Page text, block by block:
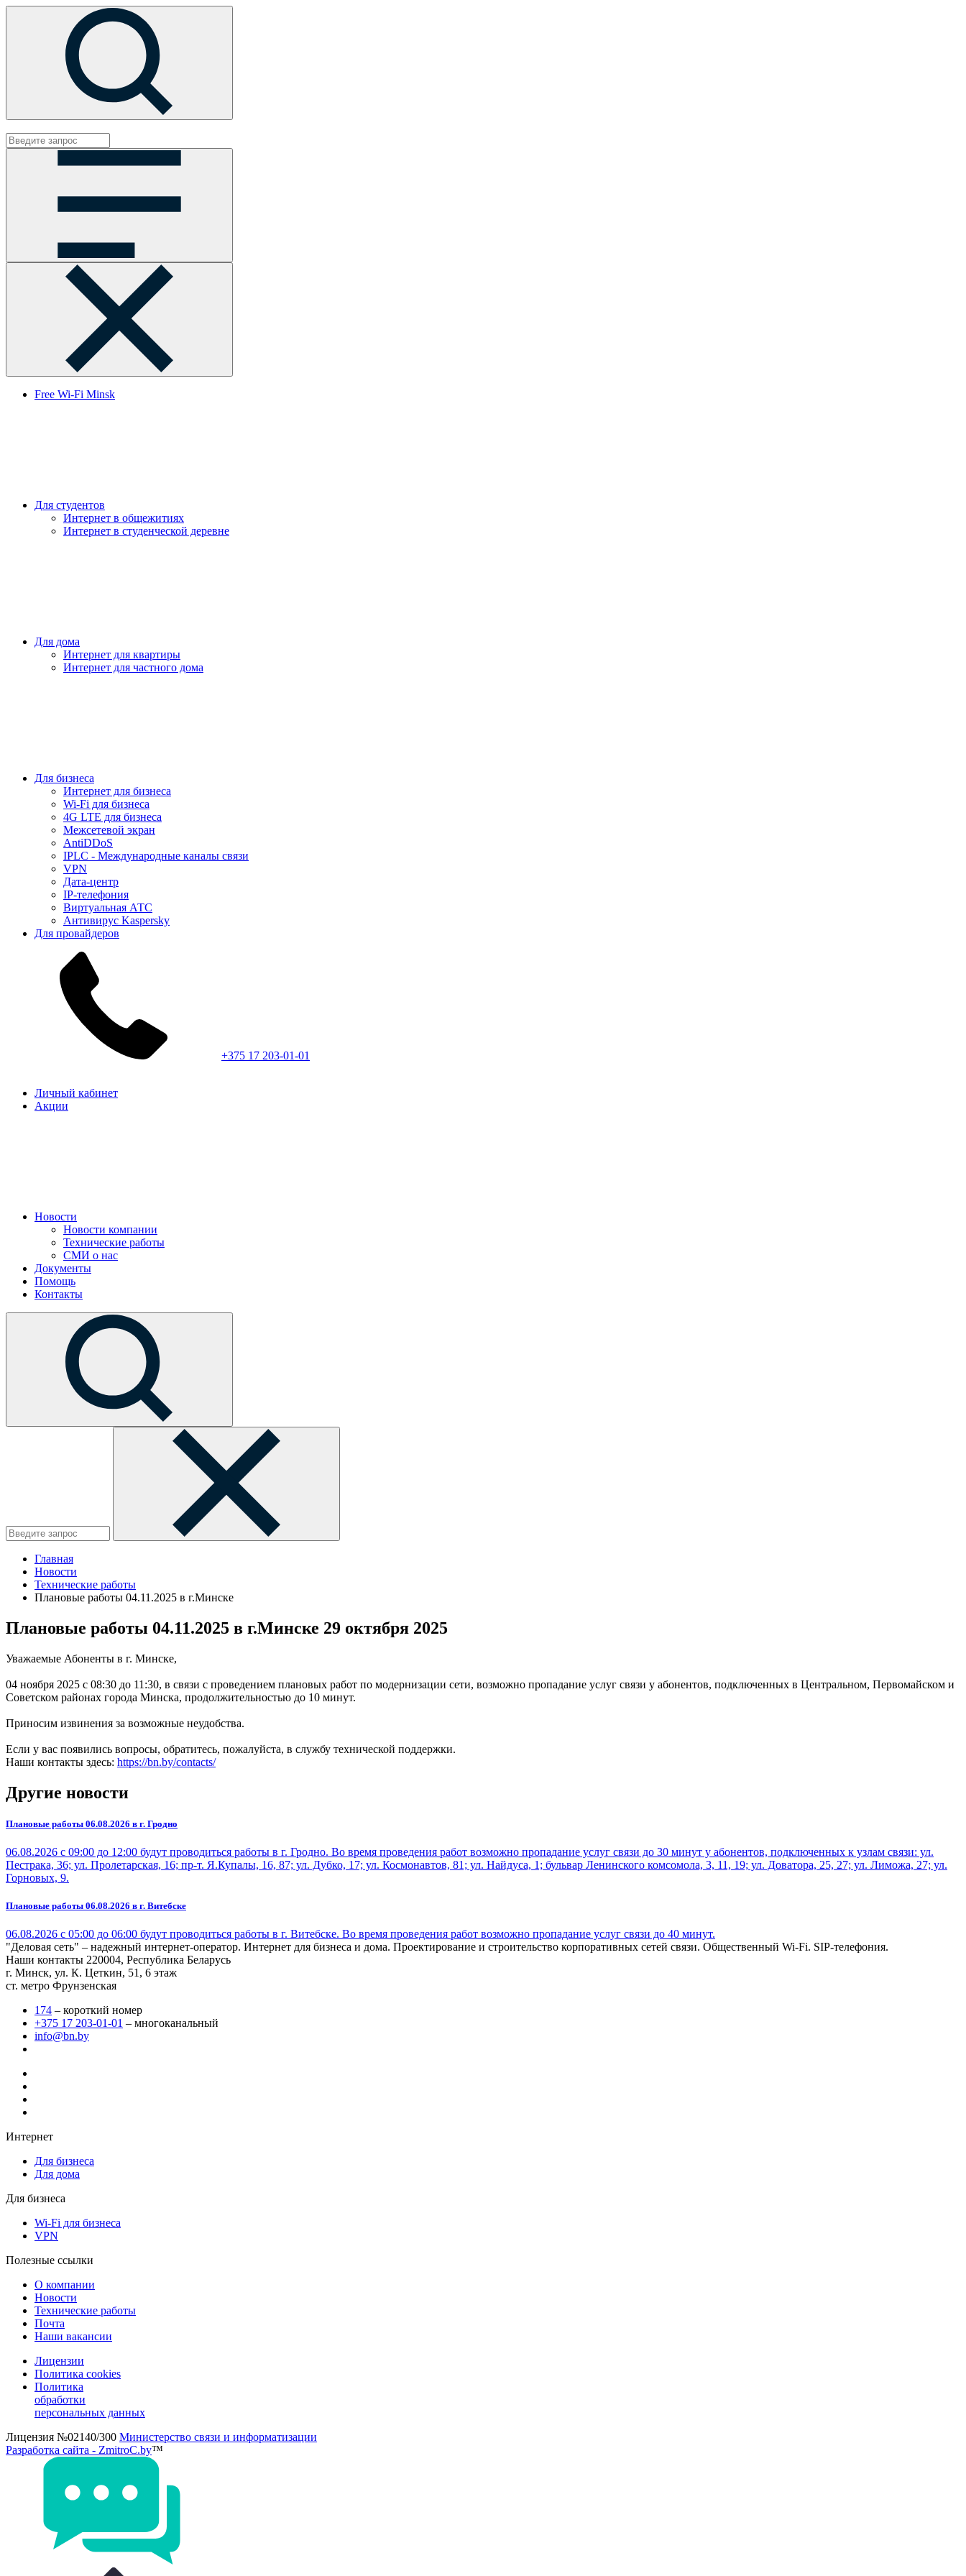
Free Wi-Fi Minsk
Для студентов
Интернет в общежитиях
Интернет в студенческой деревне
Для дома
Интернет для квартиры
Интернет для частного дома
Для бизнеса
Интернет для бизнеса
Wi-Fi для бизнеса
4G LTE для бизнеса
Межсетевой экран
AntiDDoS
IPLC - Международные каналы связи
VPN
Дата-центр
IP-телефония
Виртуальная АТС
Антивирус Kaspersky
Для провайдеров
+375 17 203-01-01
Личный кабинет
Акции
Новости
Новости компании
Технические работы
СМИ о нас
Документы
Помощь
Контакты
Главная
Новости
Технические работы
Плановые работы 04.11.2025 в г.Минске
Плановые работы 04.11.2025 в г.Минске 29 октября 2025
Уважаемые Абоненты в г. Минске,
04 ноября 2025 с 08:30 до 11:30, в связи с проведением плановых работ по модернизации сети, возможно пропадание услуг связи у абонентов, подключенных в Центральном, Первомайском и
Советском районах города Минска, продолжительностью до 10 минут.
Приносим извинения за возможные неудобства.
Если у вас появились вопросы, обратитесь, пожалуйста, в службу технической поддержки.
Наши контакты здесь: https://bn.by/contacts/
Другие новости
Плановые работы 06.08.2026 в г. Гродно
06.08.2026 с 09:00 до 12:00 будут проводиться работы в г. Гродно. Во время проведения работ возможно пропадание услуг связи до 30 минут у абонентов, подключенных к узлам связи: ул.
Пестрака, 36; ул. Пролетарская, 16; пр-т. Я.Купалы, 16, 87; ул. Дубко, 17; ул. Космонавтов, 81; ул. Найдуса, 1; бульвар Ленинского комсомола, 3, 11, 19; ул. Доватора, 25, 27; ул. Лиможа, 27; ул.
Горновых, 9.
Плановые работы 06.08.2026 в г. Витебске
06.08.2026 с 05:00 до 06:00 будут проводиться работы в г. Витебске. Во время проведения работ возможно пропадание услуг связи до 40 минут.
"Деловая сеть" – надежный интернет-оператор. Интернет для бизнеса и дома. Проектирование и строительство корпоративных сетей связи. Общественный Wi-Fi. SIP-телефония.
Наши контакты 220004, Республика Беларусь
г. Минск, ул. К. Цеткин, 51, 6 этаж
ст. метро Фрунзенская
174 – короткий номер
+375 17 203-01-01 – многоканальный
info@bn.by
Интернет
Для бизнеса
Для дома
Для бизнеса
Wi-Fi для бизнеса
VPN
Полезные ссылки
О компании
Новости
Технические работы
Почта
Наши вакансии
Лицензии
Политика cookies
Политика
обработки
персональных данных
Лицензия №02140/300 Министерство связи и информатизации
Разработка сайта - ZmitroC.by™